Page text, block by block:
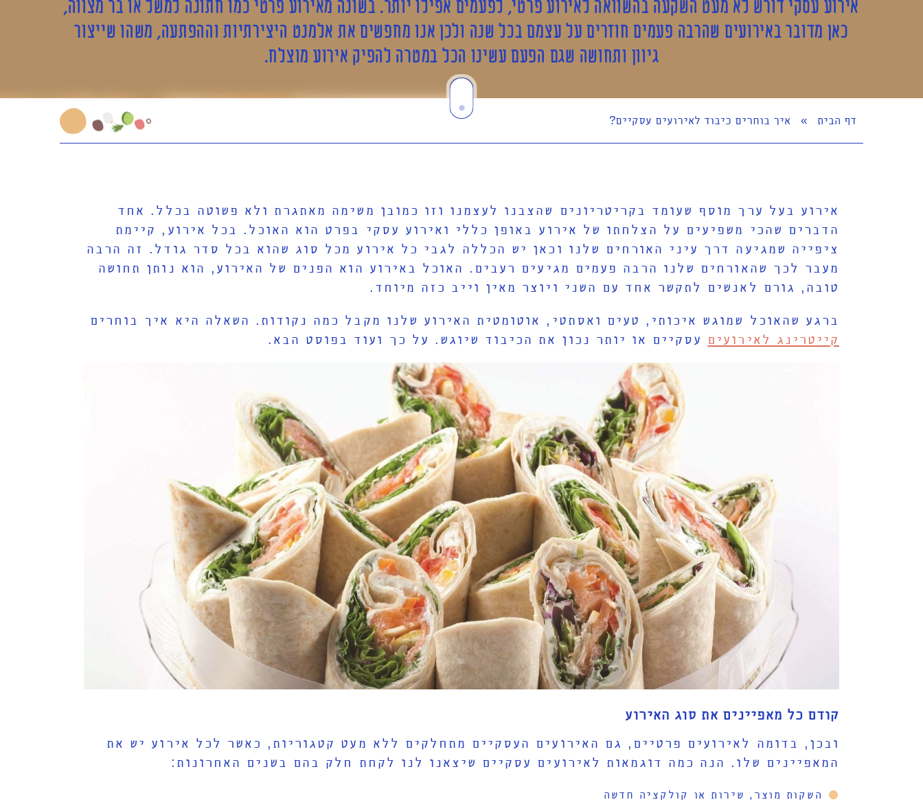
אירוע עסקי דורש לא מעט השקעה בהשוואה לאירוע פרטי, לפעמים אפילו יותר. בשונה מאירוע פרטי כמו חתונה למשל או בר מצווה,
כאן מדובר באירועים שהרבה פעמים חוזרים על עצמם בכל שנה ולכן אנו מחפשים את אלמנט היצירתיות וההפתעה, משהו שייצור
גיוון ותחושה שגם הפעם עשינו הכל במטרה להפיק אירוע מוצלח.
דף הבית » איך בוחרים כיבוד לאירועים עסקיים?
אירוע בעל ערך מוסף שעומד בקריטריונים שהצבנו לעצמנו וזו כמובן משימה מאתגרת ולא פשוטה בכלל. אחד
הדברים שהכי משפיעים על הצלחתו של אירוע באופן כללי ואירוע עסקי בפרט הוא האוכל. בכל אירוע, קיימת
ציפייה שמגיעה דרך עיני האורחים שלנו וכאן יש הכללה לגבי כל אירוע מכל סוג שהוא בכל סדר גודל. זה הרבה
מעבר לכך שהאורחים שלנו הרבה פעמים מגיעים רעבים. האוכל באירוע הוא הפנים של האירוע, הוא נותן תחושה
טובה, גורם לאנשים לתקשר אחד עם השני ויוצר מאין וייב כזה מיוחד.
ברגע שהאוכל שמוגש איכותי, טעים ואסתטי, אוטומטית האירוע שלנו מקבל כמה נקודות. השאלה היא איך בוחרים
קייטרינג לאירועים עסקיים או יותר נכון את הכיבוד שיוגש. על כך ועוד בפוסט הבא.
קודם כל מאפיינים את סוג האירוע
ובכן, בדומה לאירועים פרטיים, גם האירועים העסקיים מתחלקים ללא מעט קטגוריות, כאשר לכל אירוע יש את
המאפיינים שלו. הנה כמה דוגמאות לאירועים עסקיים שיצאנו לנו לקחת חלק בהם בשנים האחרונות:
השקות מוצר, שירות או קולקציה חדשה